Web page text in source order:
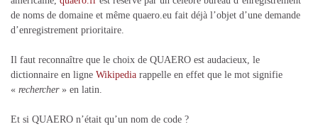
de noms de domaine et même quaero.eu fait déjà l’objet d’une demande
d’enregistrement prioritaire.
Il faut reconnaître que le choix de QUAERO est audacieux, le
dictionnaire en ligne Wikipedia rappelle en effet que le mot signifie
« rechercher» en latin.
Et si QUAERO n’était qu’un nom de code ?